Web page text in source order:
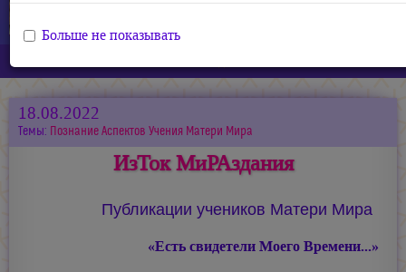
18.08.2022
Темы: Познание Аспектов Учения Матери Мира
ИзТок МиРАздания
Публикации учеников Матери Мира
«Есть свидетели Моего Времени...»
Больше не показывать